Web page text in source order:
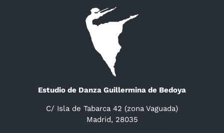
Estudio de Danza Guillermina de Bedoya
C/ Isla de Tabarca 42 (zona Vaguada)
Madrid, 28035